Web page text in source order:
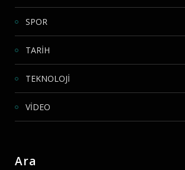
SPOR
TARİH
TEKNOLOJİ
VİDEO
Ara